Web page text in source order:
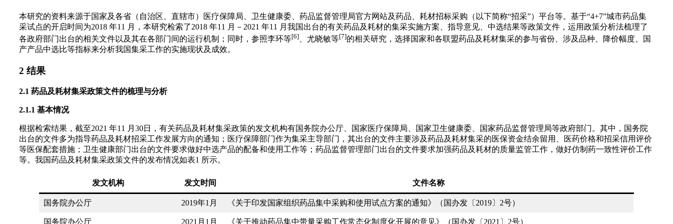
本研究的资料来源于国家及各省（自治区、直辖市）医疗保障局、卫生健康委、药品监督管理局官方网站及药品、耗材招标采购（以下简称“招采”）平台等。基于“4+7”城市药品集
采试点的开启时间为2018 年11 月，本研究检索了2018 年11 月－2021 年11 月我国出台的有关药品及耗材的集采实施方案、指导意见、中选结果等政策文件，运用政策分析法梳理了
各政府部门出台的相关文件以及其在各部门间的运行机制；同时，参照李环等[6] 、尤晓敏等[7]的相关研究，选择国家和各联盟药品及耗材集采的参与省份、涉及品种、降价幅度、国
产产品中选比等指标来分析我国集采工作的实施现状及成效。
2 结果
2.1 药品及耗材集采政策文件的梳理与分析
2.1.1 基本情况
根据检索结果，截至2021 年11 月30日，有关药品及耗材集采政策的发文机构有国务院办公厅、国家医疗保障局、国家卫生健康委、国家药品监督管理局等政府部门。其中，国务院
出台的文件多为指导药品及耗材招采工作发展方向的通知；医疗保障部门作为集采主导部门，其出台的文件主要涉及药品及耗材集采的医保资金结余留用、医药价格和招采信用评价
等医保配套措施；卫生健康部门出台的文件要求做好中选产品的配备和使用工作等；药品监督管理部门出台的文件要求加强药品及耗材的质量监管工作，做好仿制药一致性评价工作
等。我国药品及耗材集采政策文件的发布情况如表1 所示。
发文机构 发文时间 文件名称
国务院办公厅 2019年1月 《关于印发国家组织药品集中采购和使用试点方案的通知》（国办发〔2019〕2号）
国务院办公厅 2021月1月 《关于推动药品集中带量采购工作常态化制度化开展的意见》（国办发〔2021〕2号）